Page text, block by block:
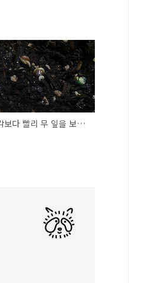
생각보다 빨리 무 잎을 보겠어!